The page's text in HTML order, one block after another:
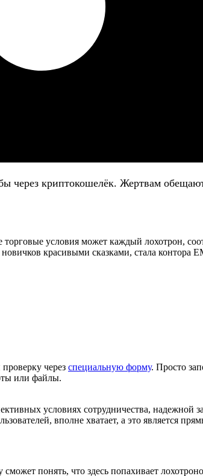
через криптокошелёк. Жертвам
условия может каждый лохотрон,
красивыми сказками, стала контора
через специальную форму. Просто
или файлы.
условиях сотрудничества, надежной
вполне хватает, а это является
понять, что здесь попахивает